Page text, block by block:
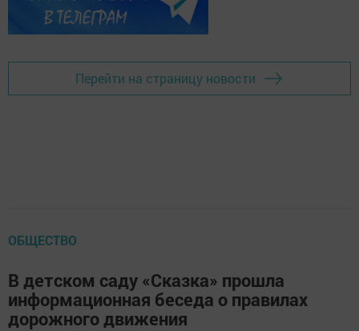
Перейти на страницу новости
ОБЩЕСТВО
В детском саду «Сказка» прошла
информационная беседа о правилах
дорожного движения